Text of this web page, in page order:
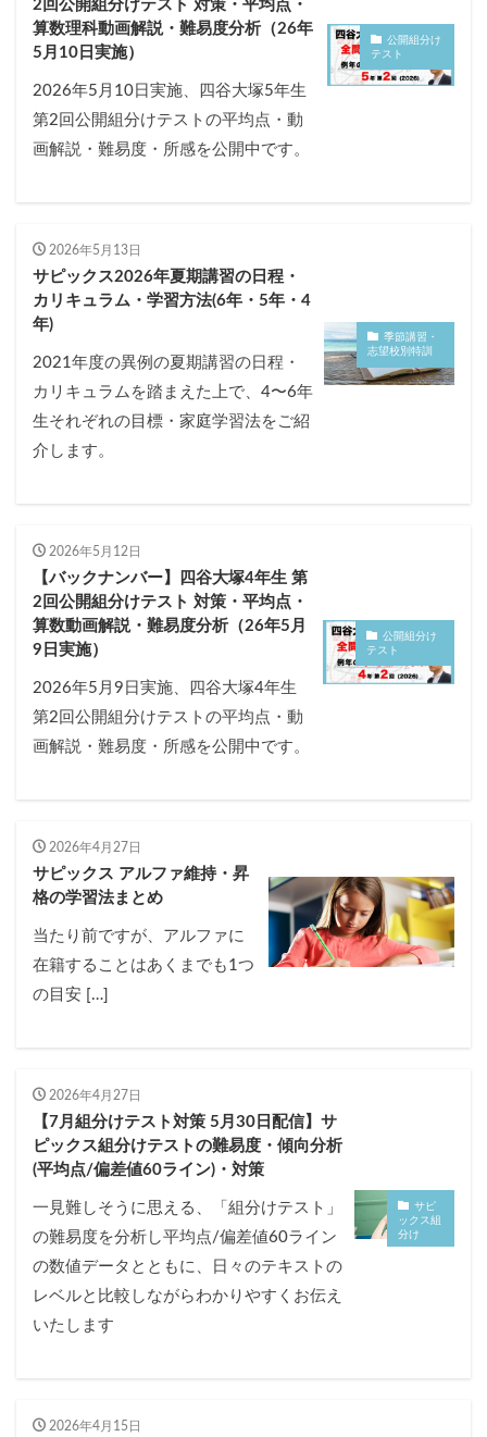
公開組分け
テスト
2回公開組分けテスト 対策・平均点・
算数理科動画解説・難易度分析（26年
5月10日実施）
2026年5月10日実施、四谷大塚5年生
第2回公開組分けテストの平均点・動
画解説・難易度・所感を公開中です。
季節講習・
志望校別特訓
2026年5月13日
サピックス2026年夏期講習の日程・
カリキュラム・学習方法(6年・5年・4
年)
2021年度の異例の夏期講習の日程・
カリキュラムを踏まえた上で、4〜6年
生それぞれの目標・家庭学習法をご紹
介します。
公開組分け
テスト
2026年5月12日
【バックナンバー】四谷大塚4年生 第
2回公開組分けテスト 対策・平均点・
算数動画解説・難易度分析（26年5月
9日実施）
2026年5月9日実施、四谷大塚4年生
第2回公開組分けテストの平均点・動
画解説・難易度・所感を公開中です。
2026年4月27日
サピックス アルファ維持・昇
格の学習法まとめ
当たり前ですが、アルファに
在籍することはあくまでも1つ
の目安 […]
サピ
ックス組
分け
2026年4月27日
【7月組分けテスト対策 5月30日配信】サ
ピックス組分けテストの難易度・傾向分析
(平均点/偏差値60ライン)・対策
一見難しそうに思える、「組分けテスト」
の難易度を分析し平均点/偏差値60ライン
の数値データとともに、日々のテキストの
レベルと比較しながらわかりやすくお伝え
いたします
2026年4月15日